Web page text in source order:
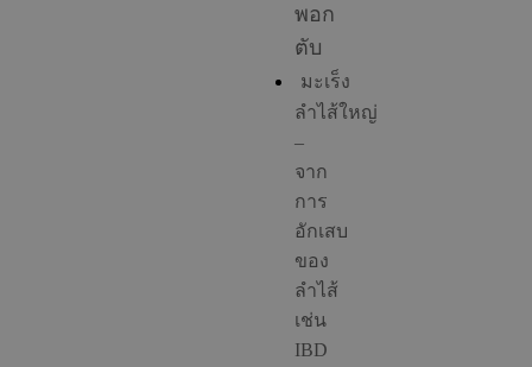
พอก
ตับ
มะเร็ง
ลำไส้ใหญ่
–
จาก
การ
อักเสบ
ของ
ลำไส้
เช่น
IBD